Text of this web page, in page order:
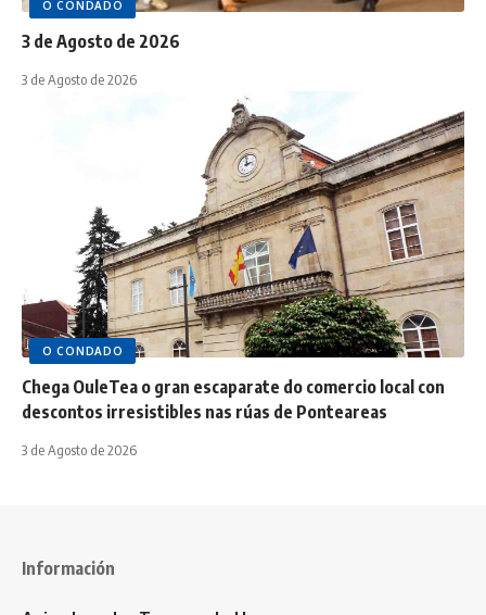
O CONDADO
3 de Agosto de 2026
3 de Agosto de 2026
O CONDADO
Chega OuleTea o gran escaparate do comercio local con
descontos irresistibles nas rúas de Ponteareas
3 de Agosto de 2026
Información